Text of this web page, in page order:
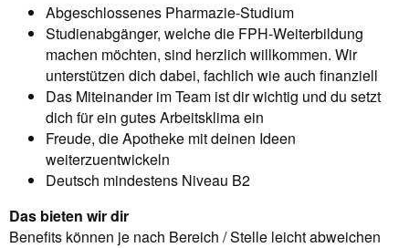
Abgeschlossenes Pharmazie-Studium
Studienabgänger, welche die FPH-Weiterbildung
machen möchten, sind herzlich willkommen. Wir
unterstützen dich dabei, fachlich wie auch finanziell
Das Miteinander im Team ist dir wichtig und du setzt
dich für ein gutes Arbeitsklima ein
Freude, die Apotheke mit deinen Ideen
weiterzuentwickeln
Deutsch mindestens Niveau B2
Das bieten wir dir
Benefits können je nach Bereich / Stelle leicht abweichen